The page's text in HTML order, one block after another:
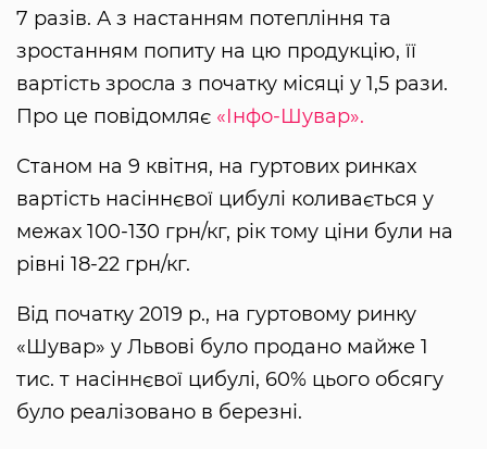
7 разів. А з настанням потепління та
зростанням попиту на цю продукцію, її
вартість зросла з початку місяці у 1,5 рази.
Про це повідомляє «Інфо-Шувар».
Станом на 9 квітня, на гуртових ринках
вартість насіннєвої цибулі коливається у
межах 100-130 грн/кг, рік тому ціни були на
рівні 18-22 грн/кг.
Від початку 2019 р., на гуртовому ринку
«Шувар» у Львові було продано майже 1
тис. т насіннєвої цибулі, 60% цього обсягу
було реалізовано в березні.